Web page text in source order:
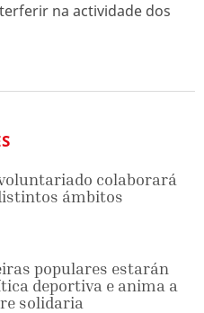
na actividade dos
colaborará
ámbitos
populares estarán
deportiva e anima a
solidaria